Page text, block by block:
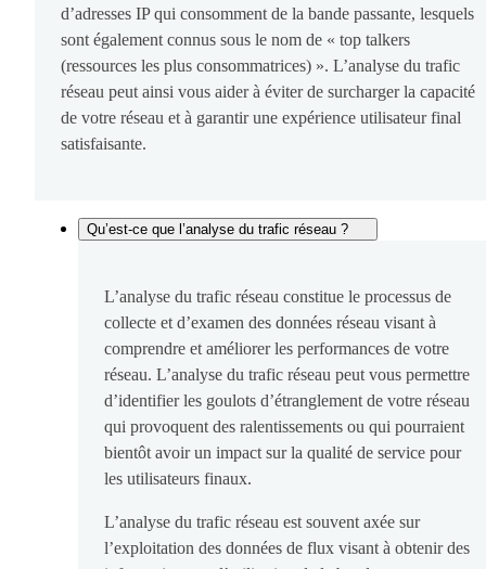
d’adresses IP qui consomment de la bande passante, lesquels
sont également connus sous le nom de « top talkers
(ressources les plus consommatrices) ». L’analyse du trafic
réseau peut ainsi vous aider à éviter de surcharger la capacité
de votre réseau et à garantir une expérience utilisateur final
satisfaisante.
Qu’est-ce que l’analyse du trafic réseau ?
L’analyse du trafic réseau constitue le processus de
collecte et d’examen des données réseau visant à
comprendre et améliorer les performances de votre
réseau. L’analyse du trafic réseau peut vous permettre
d’identifier les goulots d’étranglement de votre réseau
qui provoquent des ralentissements ou qui pourraient
bientôt avoir un impact sur la qualité de service pour
les utilisateurs finaux.
L’analyse du trafic réseau est souvent axée sur
l’exploitation des données de flux visant à obtenir des